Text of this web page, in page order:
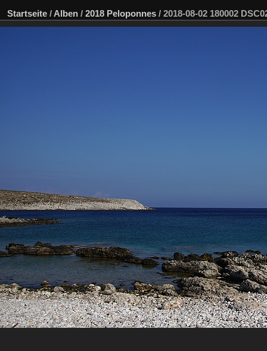
Startseite / Alben / 2018 Peloponnes / 2018-08-02 180002